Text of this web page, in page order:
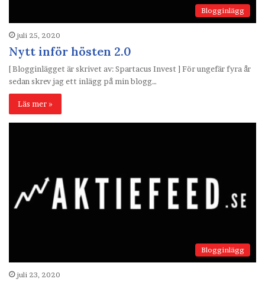
Blogginlägg
juli 25, 2020
Nytt inför hösten 2.0
[ Blogginlägget är skrivet av: Spartacus Invest ] För ungefär fyra år
sedan skrev jag ett inlägg på min blogg…
Läs mer »
Blogginlägg
juli 23, 2020